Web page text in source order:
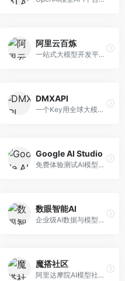
阿里云百炼
一站式大模型开发平台，深度整合阿里云服务。面向企业开发者和AI团队，提供模型训练、微调、部署、应用开发等全流程服务，企业级功能完善。
DMXAPI
一个Key用全球大模型的聚合平台。面向开发者，提供多模型统一API、简化接入、成本控制等服务，接入便捷。
Google AI Studio
免费体验测试AI模型的平台，深度整合Google生态。面向开发者和研究者，提供Gemini模型体验、API密钥管理、提示词测试等服务，免费使用。
数眼智能AI
企业级AI数据与模型服务平台，专注于数据驱动AI。面向企业用户，提供数据管理、模型训练、部署服务等，数据治理能力强。
魔搭社区
阿里达摩院AI模型社区，专注于中文AI生态。面向中文开发者，提供开源模型、数据集、开发工具等资源，中文模型丰富。